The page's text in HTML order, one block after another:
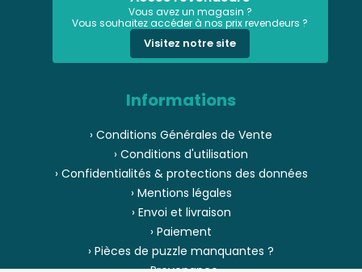
Vous avez un magasin ?
Vous souhaitez accéder à nos prix revendeurs ?
Visitez notre site
Informations
› Conditions Générales de Vente
› Conditions d'utilisation
› Confidentialités & protections des données
› Mentions légales
› Envoi et livraison
› Paiement
› Pièces de puzzle manquantes ?